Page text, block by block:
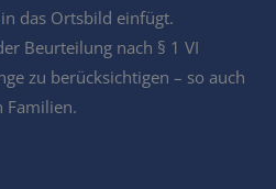
das Ortsbild einfügt.
Beurteilung nach § 1 VI
zu berücksichtigen – so auch
Familien.